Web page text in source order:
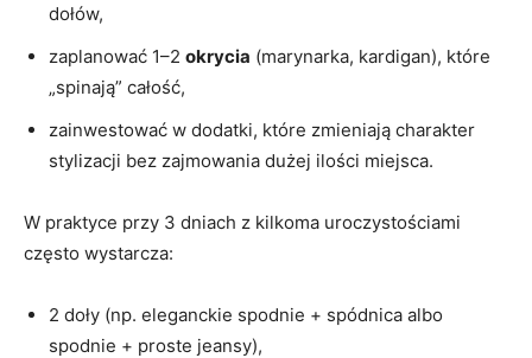
dołów,
zaplanować 1–2 okrycia (marynarka, kardigan), które
„spinają” całość,
zainwestować w dodatki, które zmieniają charakter
stylizacji bez zajmowania dużej ilości miejsca.
W praktyce przy 3 dniach z kilkoma uroczystościami
często wystarcza:
2 doły (np. eleganckie spodnie + spódnica albo
spodnie + proste jeansy),